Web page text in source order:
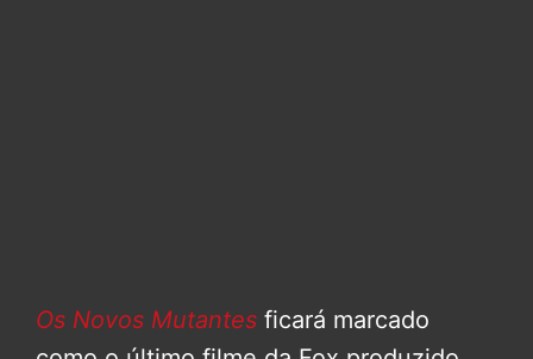
Os Novos Mutantes ficará marcado